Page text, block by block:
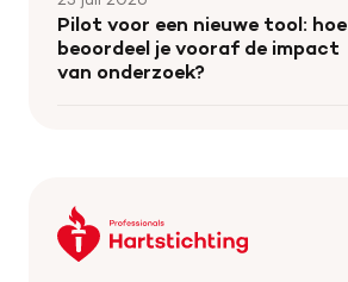
Pilot voor een nieuwe tool: hoe
beoordeel je vooraf de impact
van onderzoek?
Keer
terug